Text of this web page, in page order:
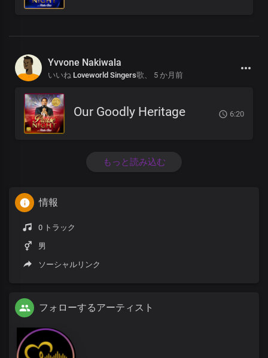
Yvvone Nakiwala
いいね Loveworld Singers歌、 5 か月前
Our Goodly Heritage 6:20
もっと読み込む
情報
0 トラック
男
ソーシャルリンク
フォローするアーティスト